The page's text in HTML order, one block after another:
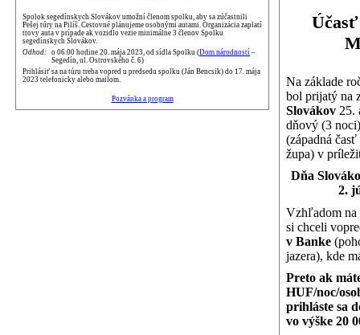
Spolok segedínskych Slovákov umožní členom spolku, aby sa zúčastnili
Pešej túry na Pilíš. Cestovné plánujeme osobnými autami. Organizácia zaplatí
trovy auta v prípade ak vozidlo vezie minimálne 3 členov Spolku
segedínskych Slovákov.
Odhod: o 06.00 hodine 20. mája 2023, od sídla Spolku (Dom národností –
Segedín, ul. Ostrovského č. 6)
Prihlásiť sa na túru treba vopred u predsedu spolku (Ján Bencsik) do 17. mája
2023 telefonicky alebo mailom.
Pozvánka a program
Na základe
bol prijatý na
Slovákov 25.
dňový (3
(západná
župa) v
Dňa
2.
Vzhľadom na
si chceli
v Banke
jazera), kde
Preto ak
HUF/noc/
prihláste sa
vo výške 20